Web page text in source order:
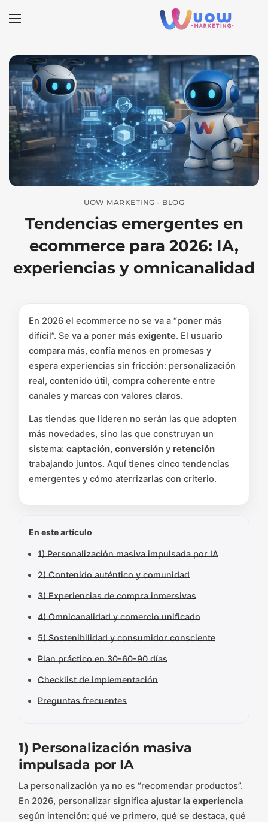
UOW MARKETING - BLOG
Tendencias emergentes en
ecommerce para 2026: IA,
experiencias y omnicanalidad
En 2026 el ecommerce no se va a “poner más
difícil”. Se va a poner más exigente. El usuario
compara más, confía menos en promesas y
espera experiencias sin fricción: personalización
real, contenido útil, compra coherente entre
canales y marcas con valores claros.
Las tiendas que lideren no serán las que adopten
más novedades, sino las que construyan un
sistema: captación, conversión y retención
trabajando juntos. Aquí tienes cinco tendencias
emergentes y cómo aterrizarlas con criterio.
En este artículo
1) Personalización masiva impulsada por IA
2) Contenido auténtico y comunidad
3) Experiencias de compra inmersivas
4) Omnicanalidad y comercio unificado
5) Sostenibilidad y consumidor consciente
Plan práctico en 30-60-90 días
Checklist de implementación
Preguntas frecuentes
1) Personalización masiva
impulsada por IA
La personalización ya no es “recomendar productos”.
En 2026, personalizar significa ajustar la experiencia
según intención: qué ve primero, qué se destaca, qué